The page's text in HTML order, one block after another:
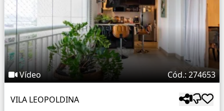
Vídeo Cód.: 274653
VILA LEOPOLDINA